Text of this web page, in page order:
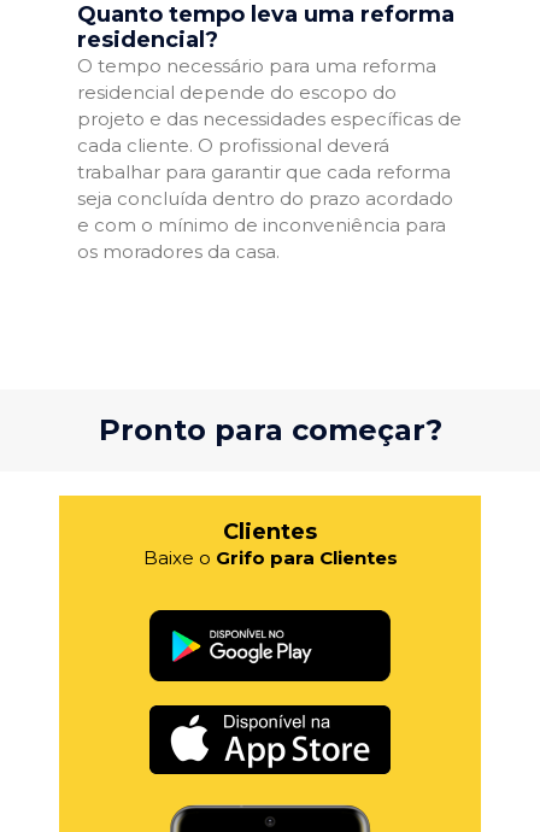
Quanto tempo leva uma reforma
residencial?
O tempo necessário para uma reforma
residencial depende do escopo do
projeto e das necessidades específicas de
cada cliente. O profissional deverá
trabalhar para garantir que cada reforma
seja concluída dentro do prazo acordado
e com o mínimo de inconveniência para
os moradores da casa.
Pronto para começar?
Clientes
Baixe o Grifo para Clientes